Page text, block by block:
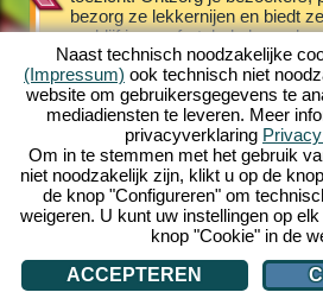
Leer
bezorg ze lekkernijen en biedt
verblijf in comfortabele
plaatst je in een fascinerende
kleurrijke comic look. Horse
grote hoeveelheid uitdagende
Haal verschillende
Beleef het unieke online-spel
speel mee!
Naast technisch noodzakelijke
(Impressum) ook technisch niet
website om gebruikersgegevens te
mediadiensten te leveren. Meer
privacyverklaring
Om in te stemmen met het gebruik
niet noodzakelijk zijn, klikt u op de
de knop "Configureren" om
weigeren. U kunt uw instellingen op
knop "Cookie" in de
ACCEPTEREN